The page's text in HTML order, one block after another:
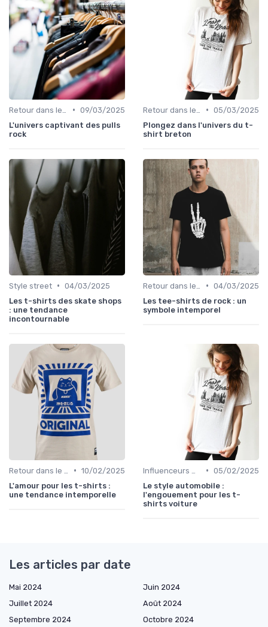
• 09/03/2025
L'univers captivant des pulls
rock
• 05/03/2025
Plongez dans l'univers du t-
shirt breton
Style street • 04/03/2025
Les t-shirts des skate shops
: une tendance
incontournable
• 04/03/2025
Les tee-shirts de rock : un
symbole intemporel
• 10/02/2025
L'amour pour les t-shirts :
une tendance intemporelle
• 05/02/2025
Le style automobile :
l'engouement pour les t-
shirts voiture
Les articles par date
Mai 2024
Juin 2024
Juillet 2024
Août 2024
Septembre 2024
Octobre 2024